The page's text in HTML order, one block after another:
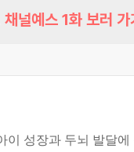
채널예스 1화 보러 가
이 성장과 두뇌 발달